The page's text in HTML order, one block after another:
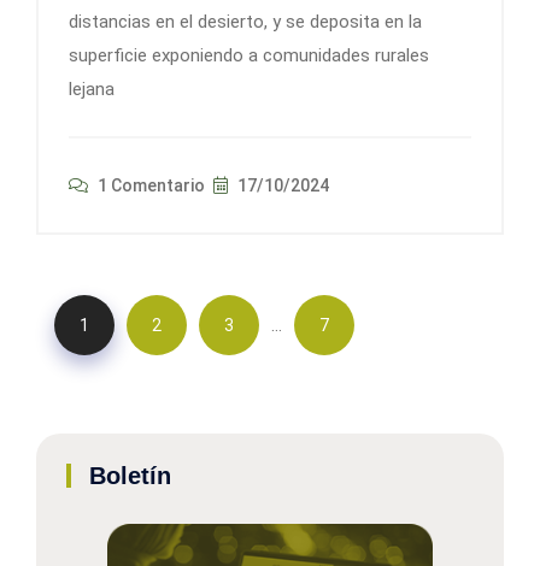
distancias en el desierto, y se deposita en la
superficie exponiendo a comunidades rurales
lejana
1 Comentario 17/10/2024
1 2 3 … 7
Boletín